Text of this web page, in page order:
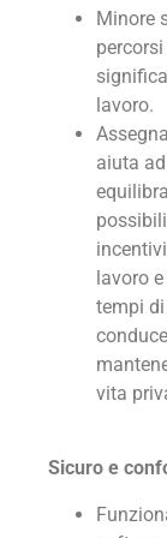
Minore
lavoro.
aiuta
lavoro
tempi
vita
Sicuro e